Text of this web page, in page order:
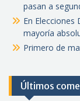
pasan a
En Elecciones
mayoría
Primero de
Últimos